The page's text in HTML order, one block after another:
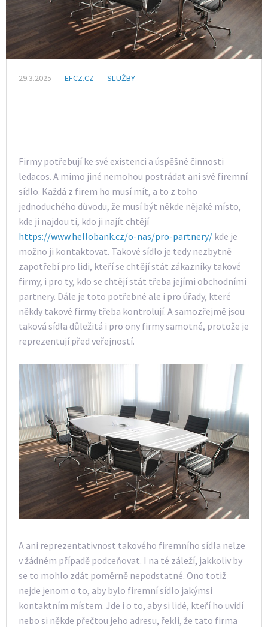
29.3.2025 EFCZ.CZ SLUŽBY
Firmy potřebují ke své existenci a úspěšné činnosti
ledacos. A mimo jiné nemohou postrádat ani své firemní
sídlo. Každá z firem ho musí mít, a to z toho
jednoduchého důvodu, že musí být někde nějaké místo,
kde ji najdou ti, kdo ji najít chtějí
https://www.hellobank.cz/o-nas/pro-partnery/ kde je
možno ji kontaktovat. Takové sídlo je tedy nezbytně
zapotřebí pro lidi, kteří se chtějí stát zákazníky takové
firmy, i pro ty, kdo se chtějí stát třeba jejími obchodními
partnery. Dále je toto potřebné ale i pro úřady, které
někdy takové firmy třeba kontrolují. A samozřejmě jsou
taková sídla důležitá i pro ony firmy samotné, protože je
reprezentují před veřejností.
A ani reprezentativnost takového firemního sídla nelze
v žádném případě podceňovat. I na té záleží, jakkoliv by
se to mohlo zdát poměrně nepodstatné. Ono totiž
nejde jenom o to, aby bylo firemní sídlo jakýmsi
kontaktním místem. Jde i o to, aby si lidé, kteří ho uvidí
nebo si někde přečtou jeho adresu, řekli, že tato firma